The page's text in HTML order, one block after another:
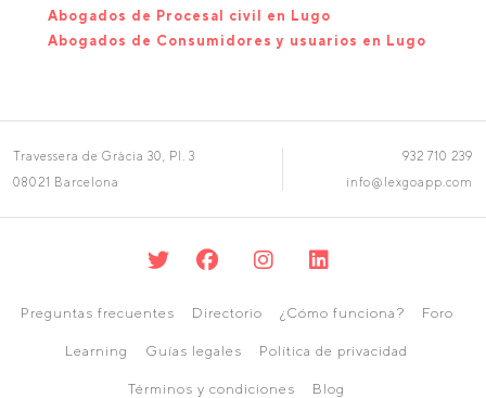
Abogados de Procesal civil en Lugo
Abogados de Consumidores y usuarios en Lugo
Travessera de Gràcia 30, Pl. 3
08021 Barcelona
932 710 239
info@lexgoapp.com
Preguntas frecuentes Directorio ¿Cómo funciona? Foro
Learning Guías legales Política de privacidad
Términos y condiciones Blog